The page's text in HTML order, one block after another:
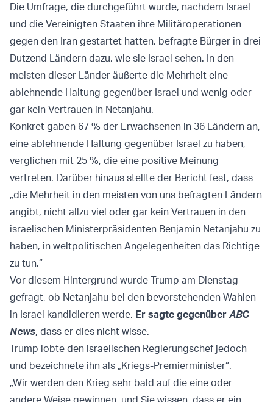
Die Umfrage, die durchgeführt wurde, nachdem Israel
und die Vereinigten Staaten ihre Militäroperationen
gegen den Iran gestartet hatten, befragte Bürger in drei
Dutzend Ländern dazu, wie sie Israel sehen. In den
meisten dieser Länder äußerte die Mehrheit eine
ablehnende Haltung gegenüber Israel und wenig oder
gar kein Vertrauen in Netanjahu.
Konkret gaben 67 % der Erwachsenen in 36 Ländern an,
eine ablehnende Haltung gegenüber Israel zu haben,
verglichen mit 25 %, die eine positive Meinung
vertreten. Darüber hinaus stellte der Bericht fest, dass
„die Mehrheit in den meisten von uns befragten Ländern
angibt, nicht allzu viel oder gar kein Vertrauen in den
israelischen Ministerpräsidenten Benjamin Netanjahu zu
haben, in weltpolitischen Angelegenheiten das Richtige
zu tun.“
Vor diesem Hintergrund wurde Trump am Dienstag
gefragt, ob Netanjahu bei den bevorstehenden Wahlen
in Israel kandidieren werde. Er sagte gegenüber ABC
News, dass er dies nicht wisse.
Trump lobte den israelischen Regierungschef jedoch
und bezeichnete ihn als „Kriegs-Premierminister“.
„Wir werden den Krieg sehr bald auf die eine oder